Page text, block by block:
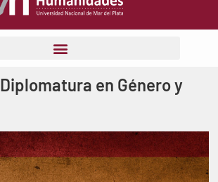
Diplomatura en Género y